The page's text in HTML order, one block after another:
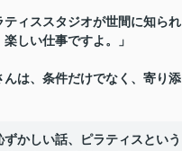
ティススタジオが世間に知ら
しい仕事ですよ。」
は、条件だけでなく、寄り
ずかしい話、ピラティスとい